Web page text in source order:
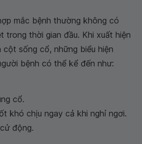
mắc bệnh thường không có
trong thời gian đầu. Khi xuất hiện
sống cổ, những biểu hiện
bệnh có thể kể đến như:
cổ.
khó chịu ngay cả khi nghỉ ngơi.
động.